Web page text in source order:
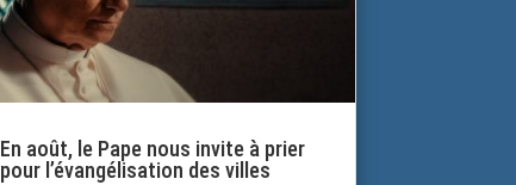
En août, le Pape nous invite à prier
pour l’évangélisation des villes